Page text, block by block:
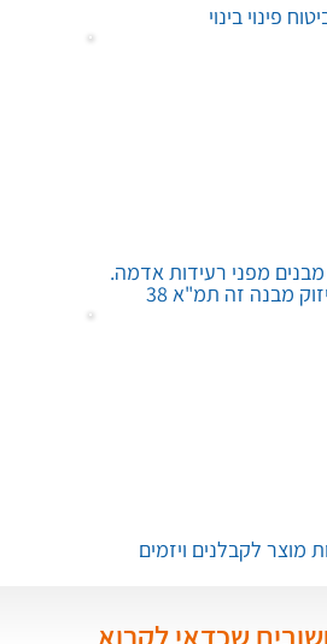
פינוי בינוי
מבנים מפני רעידות אדמה.
מבנה זה תמ"א 38
מוצר לקבלנים ויזמים
שכדאי לקרוא